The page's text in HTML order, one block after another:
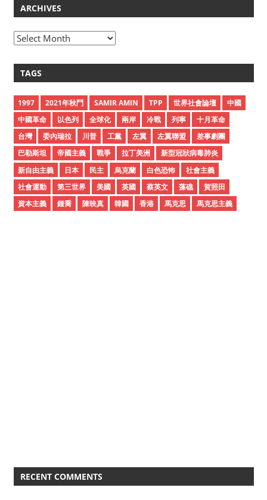
ARCHIVES
A
h
v
e
s
TAGS
1997 2021年秋鬥 SAMIR AMIN TPP 世界社會論壇
中國
中國革命
以色列 全球化 兩岸 冷戰 列寧
十月革命
台灣
委內瑞拉 川普 工黨 左翼 左翼聯盟
差事劇團
巴勒斯坦
帝國主義 戰爭 拉丁美洲
新型冠狀病毒肺炎
新自由主義
日本 民主 烏克蘭 白色恐怖
社會主義
社會運動
第三世界 美國 英國 蔡英文 藻礁
賀照田
資本主義
鍾喬 陳映真 韓國 香港 馬克思 馬克思主義
RECENT COMMENTS